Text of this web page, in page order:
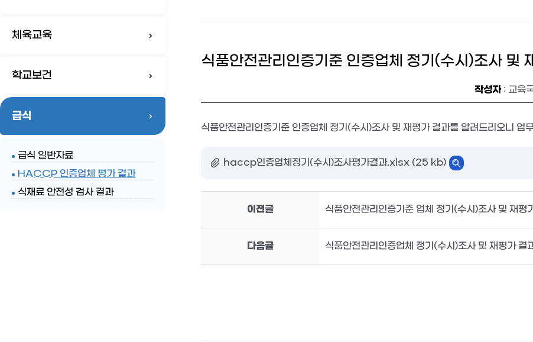
체육교육
학교보건
급식
급식 일반자료
HACCP 인증업체 평가 결과
식재료 안전성 검사 결과
식품안전관리인증기준 인증업체 정기(수시)조사 및
작성자: 교육
식품안전관리인증기준 인증업체 정기(수시)조사 및 재평가 결과를 알려드리오니 업
haccp인증업체정기(수시)조사평가결과.xlsx (25 kb)
이전글 식품안전관리인증기준 업체 정기(수시)조사 및 재평
다음글 식품안전관리인증업체 정기(수시)조사 및 재평가 결